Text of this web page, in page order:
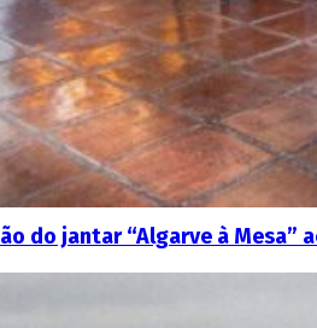
do jantar “Algarve à Mesa”